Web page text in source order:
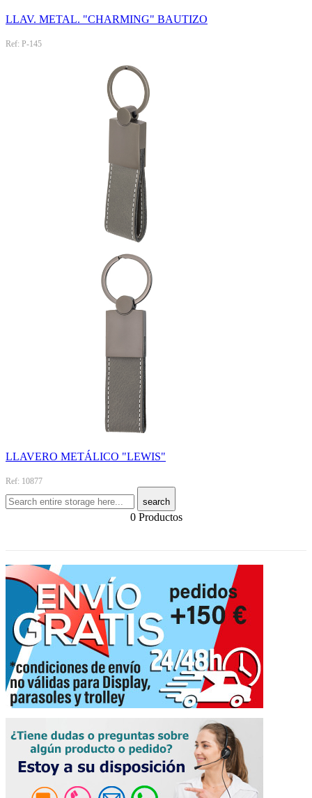
LLAV. METAL. "CHARMING" BAUTIZO
Ref: P-145
LLAVERO METÁLICO "LEWIS"
Ref: 10877
search
0 Productos